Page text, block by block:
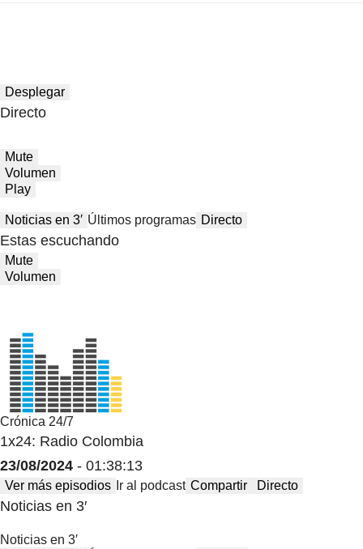
Desplegar
Directo
Mute
Volumen
Play
Noticias en 3′ Últimos programas Directo
Estas escuchando
Mute
Volumen
Crónica 24/7
1x24: Radio Colombia
23/08/2024 - 01:38:13
Ver más episodios Ir al podcast Compartir Directo
Noticias en 3′
Noticias en 3′